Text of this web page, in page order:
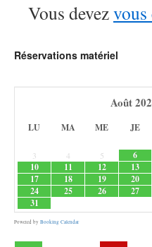
Vous devezvous
Réservations matériel
Août
LU MA ME JE
3
4 5 6
10
11 12 13
17
18 19 20
24
25 26 27
31
Powered by Booking Calendar